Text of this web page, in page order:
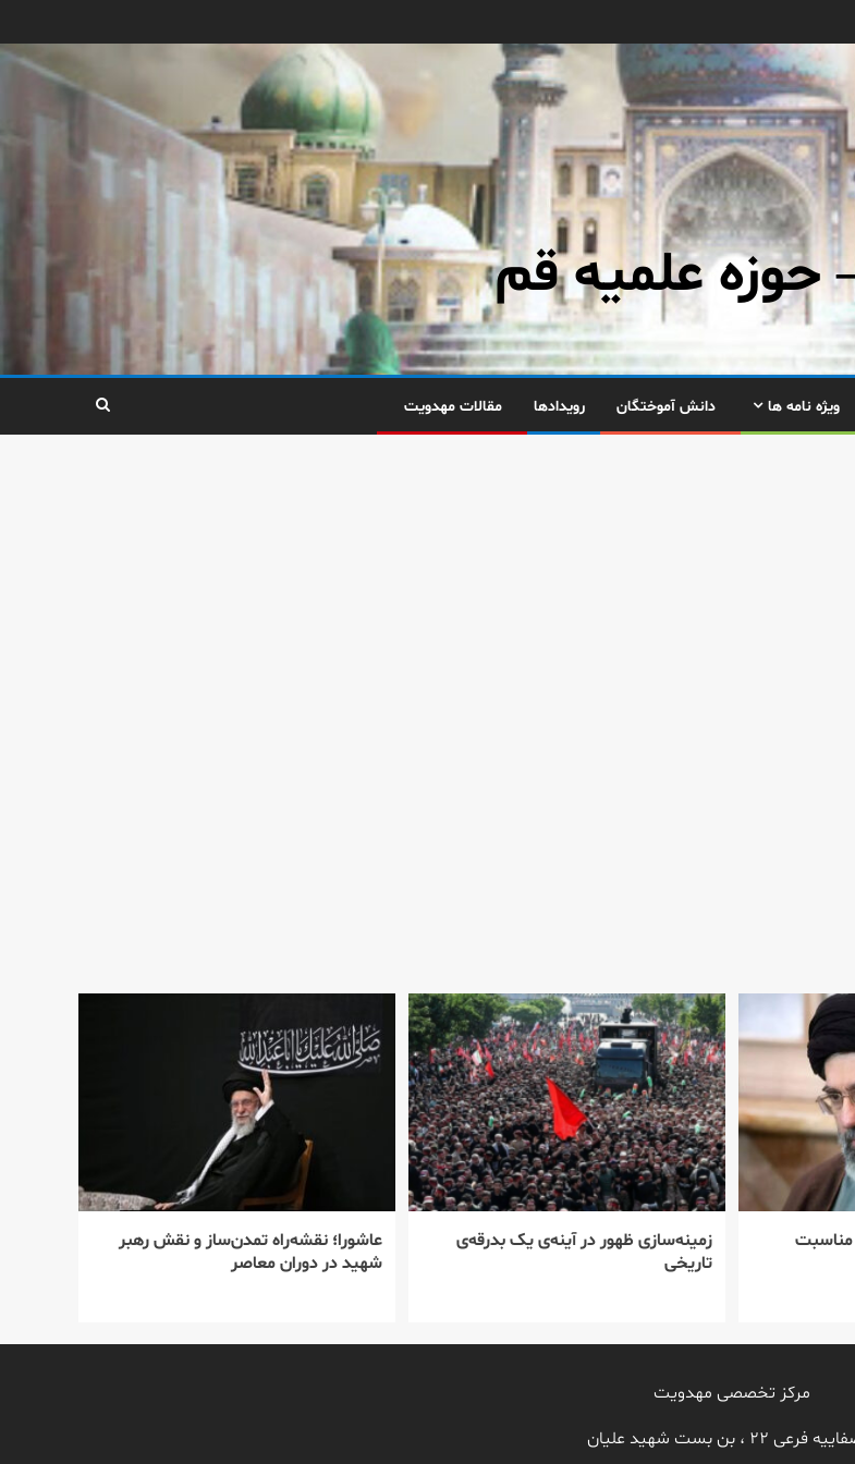
علمیه قم
ویژه نامه ها دانش آموختگان رویدادها مقالات مهدویت
مناسبت
زمینه‌سازی ظهور در آینه‌ی یک بدرقه‌ی
تاریخی
عاشورا؛ نقشه‌راه تمدن‌ساز و نقش رهبر
شهید در دوران معاصر
مرکز تخصصی مهدویت
فرعی ۲۲ ، بن بست شهید علیان